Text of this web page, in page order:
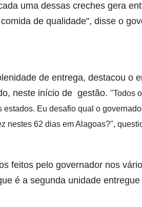
uma dessas creches gera
de qualidade", disse o
de entrega, destacou o
neste início de gestão. "Todos
Eu desafio qual o
nestes 62 dias em Alagoas?",
feitos pelo governador nos
é a segunda unidade entregue